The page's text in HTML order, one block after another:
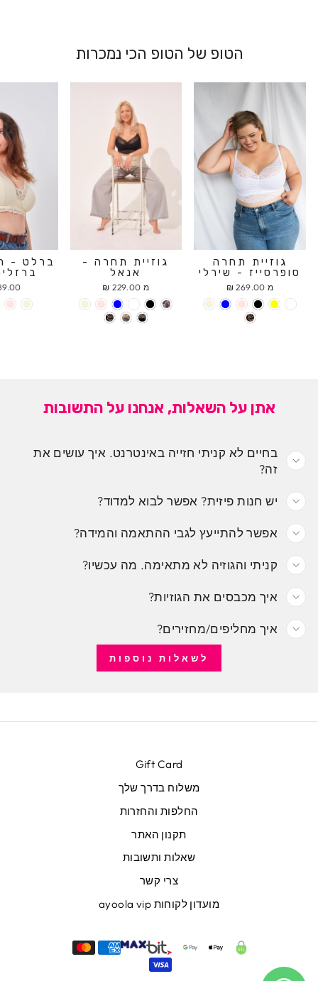
הטופ של הטופ הכי נמכרות
גוזיית תחרה
סופרסייז - שירלי
מ 269.00 ₪
גוזיית תחרה -
אנאל
מ 229.00 ₪
ברלט -
₪
אתן על השאלות, אנחנו על התשובות
בחיים לא קניתי חזייה באינטרנט. איך עושים את
זה?
יש חנות פיזית? אפשר לבוא למדוד?
אפשר להתייעץ לגבי ההתאמה והמידה?
קניתי והגוזיה לא מתאימה. מה עכשיו?
איך מכבסים את הגוזיות?
איך מחליפים/מחזירים?
לשאלות נוספות
Gift Card
משלוח בדרך שלך
החלפות והחזרות
תקנון האתר
שאלות ותשובות
צרי קשר
מועדון לקוחות ayoola vip